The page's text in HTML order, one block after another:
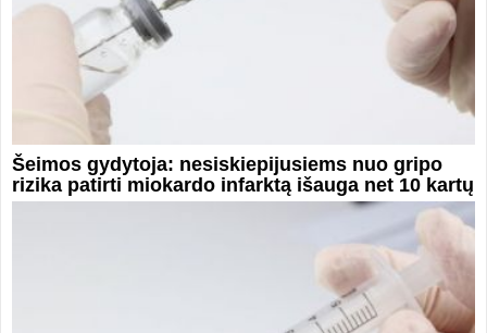
Šeimos gydytoja: nesiskiepijusiems nuo gripo
rizika patirti miokardo infarktą išauga net 10 kartų